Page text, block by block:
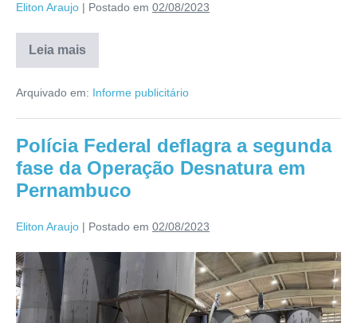
Eliton Araujo | Postado em 02/08/2023
Leia mais
Arquivado em: Informe publicitário
Polícia Federal deflagra a segunda
fase da Operação Desnatura em
Pernambuco
Eliton Araujo | Postado em 02/08/2023